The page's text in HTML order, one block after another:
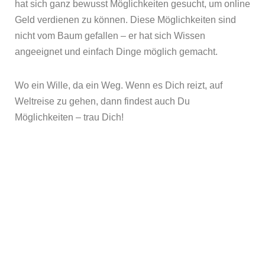
hat sich ganz bewusst Möglichkeiten gesucht, um online
Geld verdienen zu können. Diese Möglichkeiten sind
nicht vom Baum gefallen – er hat sich Wissen
angeeignet und einfach Dinge möglich gemacht.
Wo ein Wille, da ein Weg. Wenn es Dich reizt, auf
Weltreise zu gehen, dann findest auch Du
Möglichkeiten – trau Dich!